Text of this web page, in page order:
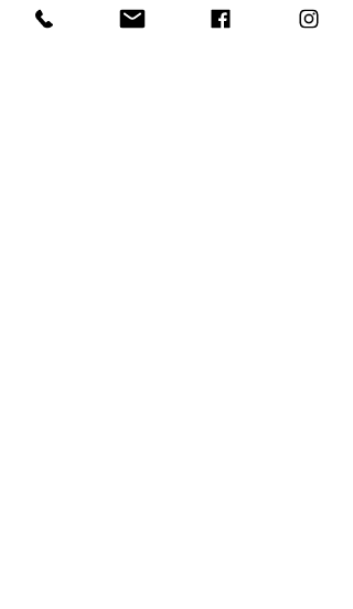
d’autonomie que souhaite garder le